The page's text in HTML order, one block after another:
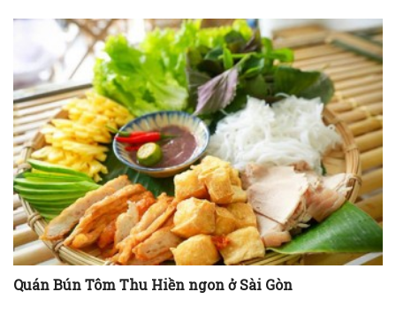
Quán Bún Tôm Thu Hiền ngon ở Sài Gòn